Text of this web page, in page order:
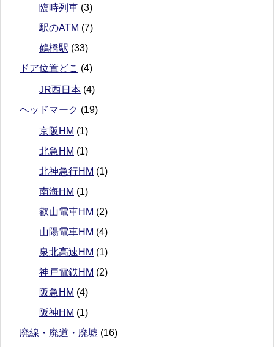
臨時列車 (3)
駅のATM (7)
鶴橋駅 (33)
ドア位置どこ (4)
JR西日本 (4)
ヘッドマーク (19)
京阪HM (1)
北急HM (1)
北神急行HM (1)
南海HM (1)
叡山電車HM (2)
山陽電車HM (4)
泉北高速HM (1)
神戸電鉄HM (2)
阪急HM (4)
阪神HM (1)
廃線・廃道・廃墟 (16)